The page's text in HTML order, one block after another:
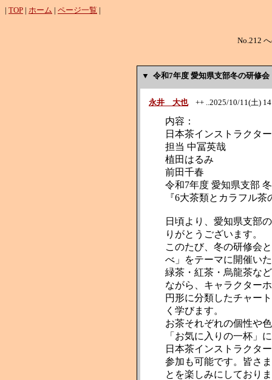
| TOP | ホーム | ページ一覧 |
No.212
▼ 令和7年度 愛知県支部冬の研修
永井 大也++ ..2025/10/11(土)
内容：
日本茶インストラクタ
担当 中冨英哉
植田はるみ
前田千春
令和7年度 愛知県支部
『6大茶類とカラフル
日頃より、愛知県支部
りがとうございます。
このたび、冬の研修会
べ」をテーマに開催い
緑茶・紅茶・烏龍茶な
ながら、キャラクター
円形に分類したチャー
く学びます。
お茶それぞれの個性や
「お気に入りの一杯」
日本茶インストラクタ
参加も可能です。皆さ
とを楽しみにしており